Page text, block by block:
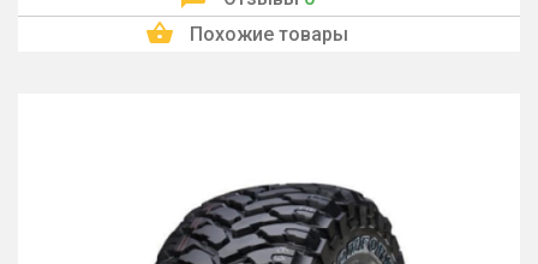
Похожие товары